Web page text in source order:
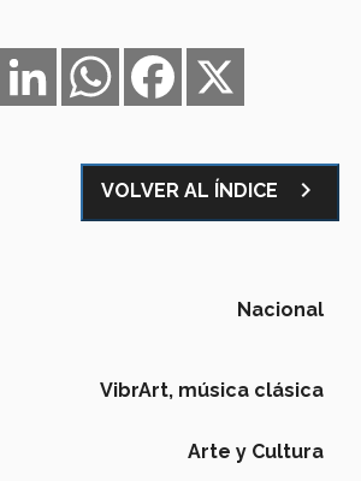
Facebook
WhatsApp
LinkedIn
Email
VOLVER AL ÍNDICE navigate_next
Nacional
VibrArt, música clásica
Arte y Cultura